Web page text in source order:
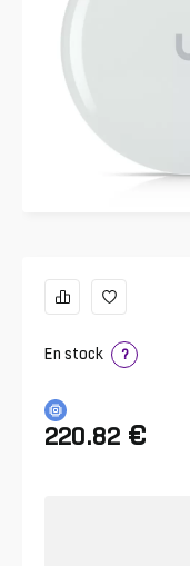
En stock ?
220.82 €